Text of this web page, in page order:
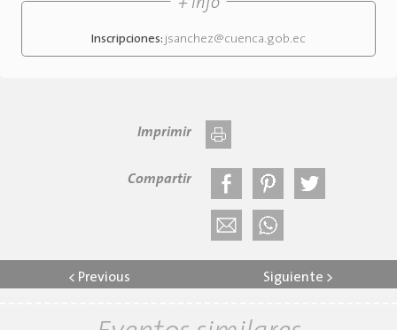
+ info
Inscripciones: jsanchez@cuenca.gob.ec
Imprimir
Compartir
< Previous Siguiente >